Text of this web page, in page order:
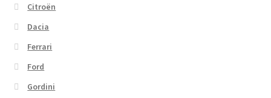
Citroën
Dacia
Ferrari
Ford
Gordini